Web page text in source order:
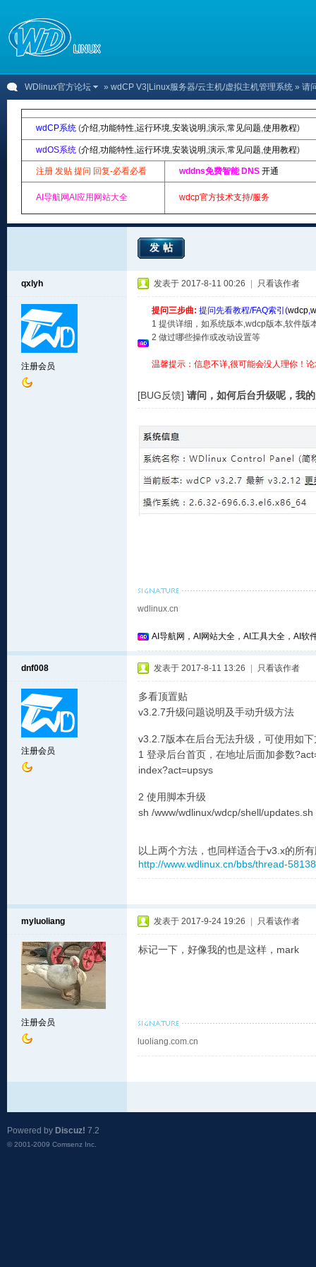
WDlinux官方论坛 » wdCP V3|Linux服务器/云主机/虚拟主机管理系统 » 请
wdCP系统 (介绍,功能特性,运行环境,安装说明 ,演示,常见问题,使用教程)
wdOS系统 (介绍,功能特性,运行环境,安装说明 ,演示,常见问题,使用教程)
注册 发贴 提问 回复-必看必看 wddns免费智能 DNS 开通
AI导航网AI应用网站大全 wdcp官方技术支持/服务
发帖
qxlyh
注册会员
发表于 2017-8-11 00:26 只看该作者
提问三步曲: 提问先看教程/FAQ索引(wdcp,
1 提供详细，如系统版本,wdcp版本,软件版
2 做过哪些操作或改动设置等
温馨提示：信息不详,很可能会没人理你！
[BUG反馈] 请问，如何后台升级呢，我
wdlinux.cn
AI导航网，AI网站大全，AI工具大全，AI软
dnf008
注册会员
发表于 2017-8-11 13:26 只看该作者
多看顶置贴
v3.2.7升级问题说明及手动升级方法
v3.2.7版本在后台无法升级，可使用如
1 登录后台首页，在地址后面加参数
index?act=upsys
2 使用脚本升级
sh /www/wdlinux/wdcp/shell/updates.sh
以上两个方法，也同样适合于v3.x的所
http://www.wdlinux.cn/bbs/thread-
myluoliang
注册会员
发表于 2017-9-24 19:26 只看该作者
标记一下，好像我的也是这样，mark
luoliang.com.cn
Powered by Discuz! 7.2
© 2001-2009 Comsenz Inc.